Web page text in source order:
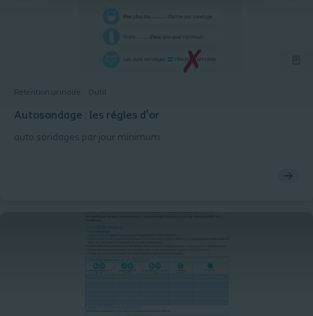
Rétention urinaire Outil
Autosondage : les régles d'or
auto sondages par jour minimum